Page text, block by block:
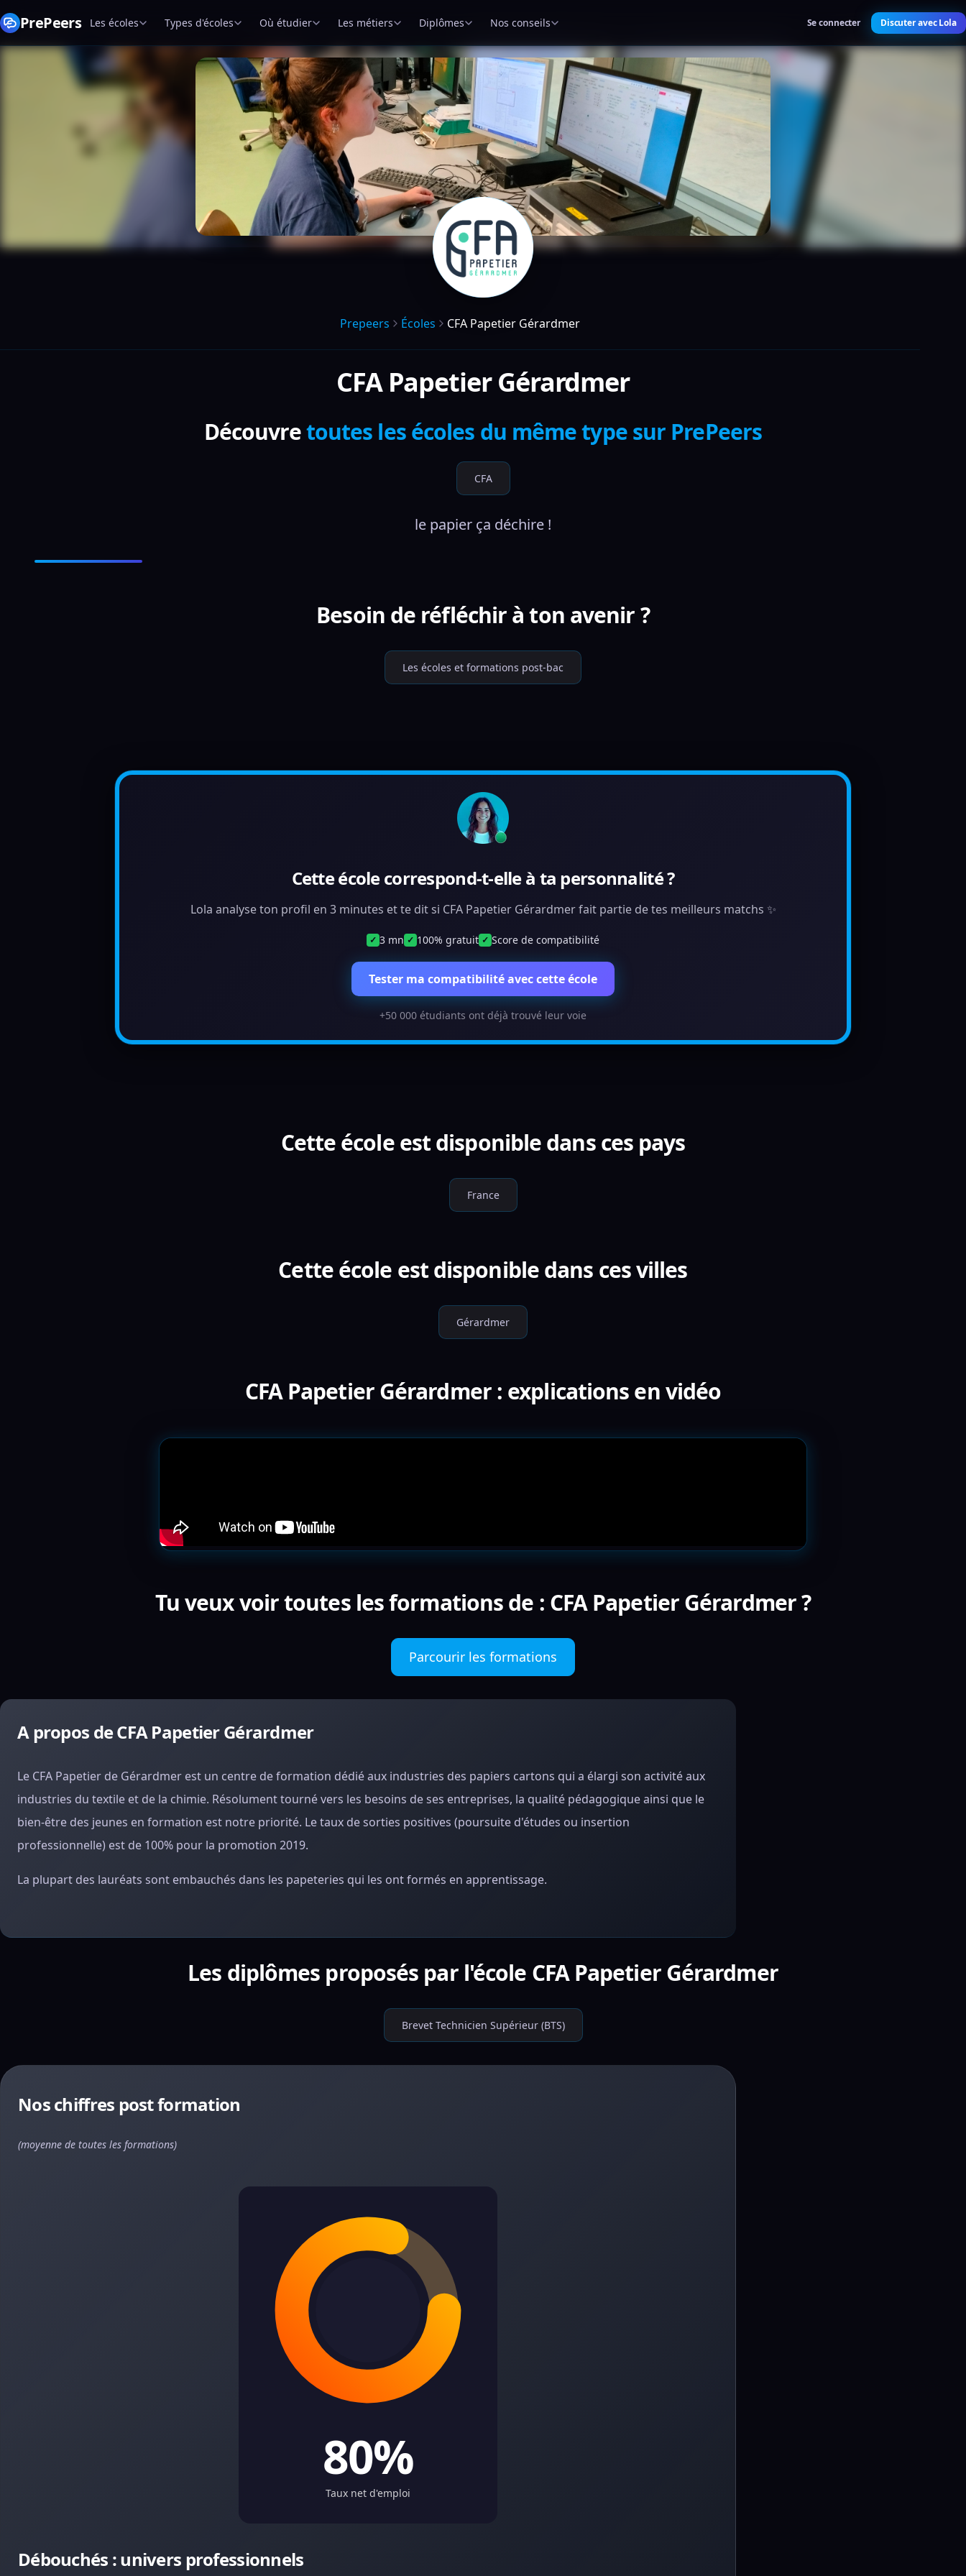
PrePeers Les écoles Types d'écoles Où étudier Les métiers Diplômes Nos conseils Se connecter Discuter avec Lola
Prepeers Écoles CFA Papetier Gérardmer
CFA Papetier Gérardmer
Découvretoutes les écoles du même type sur PrePeers
CFA
le papier ça déchire !
Besoin de réfléchir à ton avenir ?
Les écoles et formations post-bac
Cette école correspond-t-elle à ta personnalité ?
Lola analyse ton profil en 3 minutes et te dit si CFA Papetier Gérardmer fait partie de tes meilleurs matchs ✨
✓ 3 mn ✓ 100% gratuit ✓ Score de compatibilité
Tester ma compatibilité avec cette école
+50 000 étudiants ont déjà trouvé leur voie
Cette école est disponible dans ces pays
France
Cette école est disponible dans ces villes
Gérardmer
CFA Papetier Gérardmer : explications en vidéo
Tu veux voir toutes les formations de : CFA Papetier Gérardmer ?
Parcourir les formations
A propos de CFA Papetier Gérardmer
Le CFA Papetier de Gérardmer est un centre de formation dédié aux industries des papiers cartons qui a élargi son activité aux
industries du textile et de la chimie. Résolument tourné vers les besoins de ses entreprises, la qualité pédagogique ainsi que le
bien-être des jeunes en formation est notre priorité. Le taux de sorties positives (poursuite d'études ou insertion
professionnelle) est de 100% pour la promotion 2019.
La plupart des lauréats sont embauchés dans les papeteries qui les ont formés en apprentissage.
Les diplômes proposés par l'école CFA Papetier Gérardmer
Brevet Technicien Supérieur (BTS)
Nos chiffres post formation
(moyenne de toutes les formations)
80%
Taux net d'emploi
Débouchés : univers professionnels